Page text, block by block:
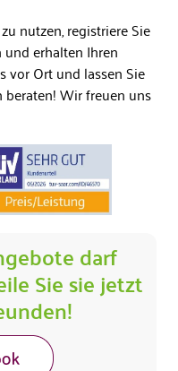
nutzen, registriere Sie
erhalten Ihren
vor Ort und lassen Sie
Wir freuen uns
darf
Sie sie jetzt